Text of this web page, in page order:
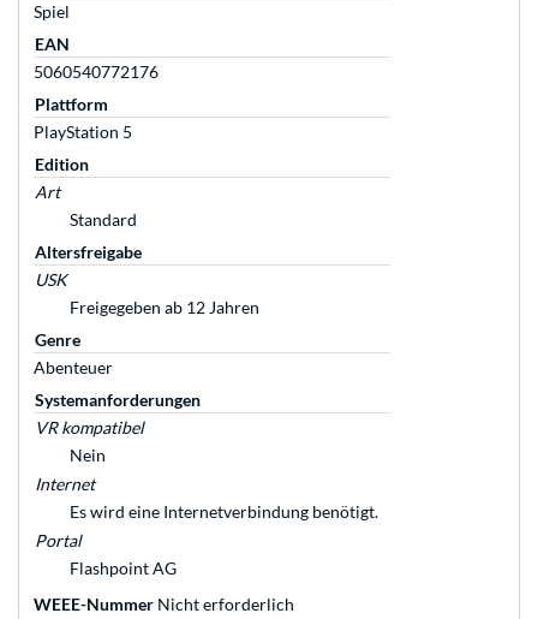
Spiel
EAN
5060540772176
Plattform
PlayStation 5
Edition
Art
Standard
Altersfreigabe
USK
Freigegeben ab 12 Jahren
Genre
Abenteuer
Systemanforderungen
VR kompatibel
Nein
Internet
Es wird eine Internetverbindung benötigt.
Portal
Flashpoint AG
WEEE-Nummer Nicht erforderlich